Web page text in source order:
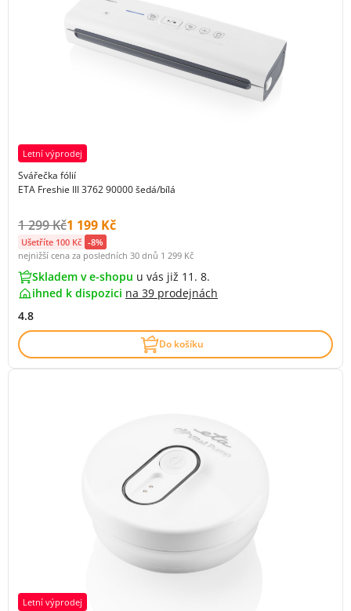
Letní výprodej
Svářečka fólií
ETA Freshie III 3762 90000 šedá/bílá
Původní cena s DPH:
1 299 KčCena s DPH:
1 199 Kč
Ušetříte 100 Kč -8%
nejnižší cena za posledních 30 dnů 1 299 Kč
Skladem v e-shopu u vás již 11. 8.
ihned k dispozici na 39 prodejnách
4.8
Do košíku
Letní výprodej